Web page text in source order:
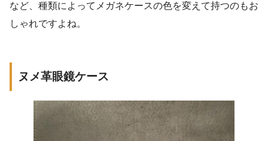
など、種類によってメガネケースの色を変えて持つのもお
しゃれですよね。
ヌメ革眼鏡ケース